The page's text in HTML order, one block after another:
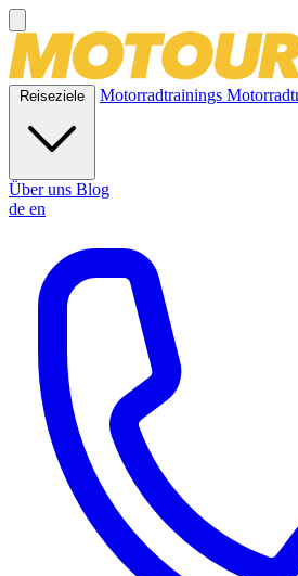
Reiseziele Motorradtrainings
Über uns Blog
de en